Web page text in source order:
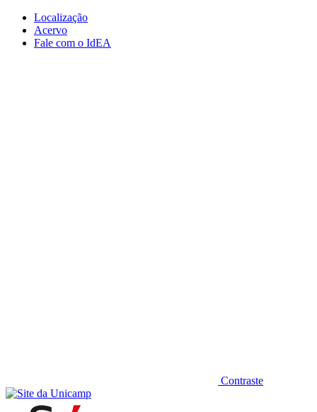
Conteúdo principal
Localização
Acervo
Fale com o IdEA
Contraste